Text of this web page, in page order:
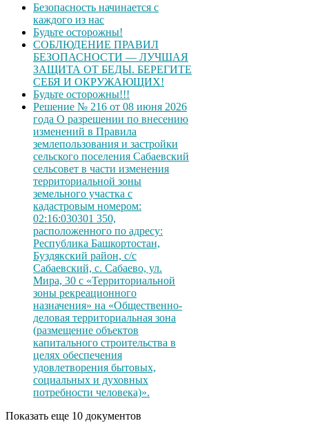
Безопасность начинается с
каждого из нас
Будьте осторожны!
СОБЛЮДЕНИЕ ПРАВИЛ
БЕЗОПАСНОСТИ — ЛУЧШАЯ
ЗАЩИТА ОТ БЕДЫ. БЕРЕГИТЕ
СЕБЯ И ОКРУЖАЮЩИХ!
Будьте осторожны!!!
Решение № 216 от 08 июня 2026
года О разрешении по внесению
изменений в Правила
землепользования и застройки
сельского поселения Сабаевский
сельсовет в части изменения
территориальной зоны
земельного участка с
кадастровым номером:
02:16:030301 350,
расположенного по адресу:
Республика Башкортостан,
Буздякский район, с/с
Сабаевский, с. Сабаево, ул.
Мира, 30 с «Территориальной
зоны рекреационного
назначения» на «Общественно-
деловая территориальная зона
(размещение объектов
капитального строительства в
целях обеспечения
удовлетворения бытовых,
социальных и духовных
потребности человека)».
Показать еще 10 документов